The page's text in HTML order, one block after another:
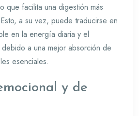
que facilita una digestión más
a su vez, puede traducirse en
en la energía diaria y el
a una mejor absorción de
esenciales.
y de